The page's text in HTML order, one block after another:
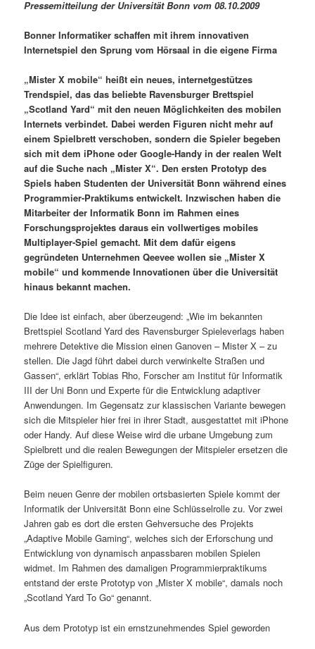
Pressemitteilung der Universität Bonn vom 08.10.2009
Bonner Informatiker schaffen mit ihrem innovativen
Internetspiel den Sprung vom Hörsaal in die eigene Firma
„Mister X mobile“ heißt ein neues, internetgestützes
Trendspiel, das das beliebte Ravensburger Brettspiel
„Scotland Yard“ mit den neuen Möglichkeiten des mobilen
Internets verbindet. Dabei werden Figuren nicht mehr auf
einem Spielbrett verschoben, sondern die Spieler begeben
sich mit dem iPhone oder Google-Handy in der realen Welt
auf die Suche nach „Mister X“. Den ersten Prototyp des
Spiels haben Studenten der Universität Bonn während eines
Programmier-Praktikums entwickelt. Inzwischen haben die
Mitarbeiter der Informatik Bonn im Rahmen eines
Forschungsprojektes daraus ein vollwertiges mobiles
Multiplayer-Spiel gemacht. Mit dem dafür eigens
gegründeten Unternehmen Qeevee wollen sie „Mister X
mobile“ und kommende Innovationen über die Universität
hinaus bekannt machen.
Die Idee ist einfach, aber überzeugend: „Wie im bekannten
Brettspiel Scotland Yard des Ravensburger Spieleverlags haben
mehrere Detektive die Mission einen Ganoven – Mister X – zu
stellen. Die Jagd führt dabei durch verwinkelte Straßen und
Gassen“, erklärt Tobias Rho, Forscher am Institut für Informatik
III der Uni Bonn und Experte für die Entwicklung adaptiver
Anwendungen. Im Gegensatz zur klassischen Variante bewegen
sich die Mitspieler hier frei in ihrer Stadt, ausgestattet mit iPhone
oder Handy. Auf diese Weise wird die urbane Umgebung zum
Spielbrett und die realen Bewegungen der Mitspieler ersetzen die
Züge der Spielfiguren.
Beim neuen Genre der mobilen ortsbasierten Spiele kommt der
Informatik der Universität Bonn eine Schlüsselrolle zu. Vor zwei
Jahren gab es dort die ersten Gehversuche des Projekts
„Adaptive Mobile Gaming“, welches sich der Erforschung und
Entwicklung von dynamisch anpassbaren mobilen Spielen
widmet. Im Rahmen des damaligen Programmierpraktikums
entstand der erste Prototyp von „Mister X mobile“, damals noch
„Scotland Yard To Go“ genannt.
Aus dem Prototyp ist ein ernstzunehmendes Spiel geworden